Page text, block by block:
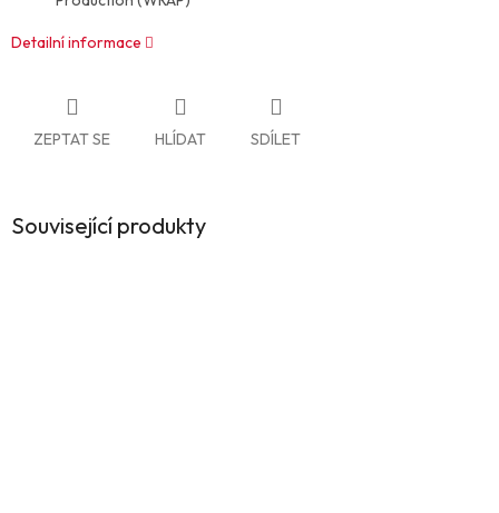
Detailní informace
ZEPTAT SE HLÍDAT SDÍLET
Související produkty